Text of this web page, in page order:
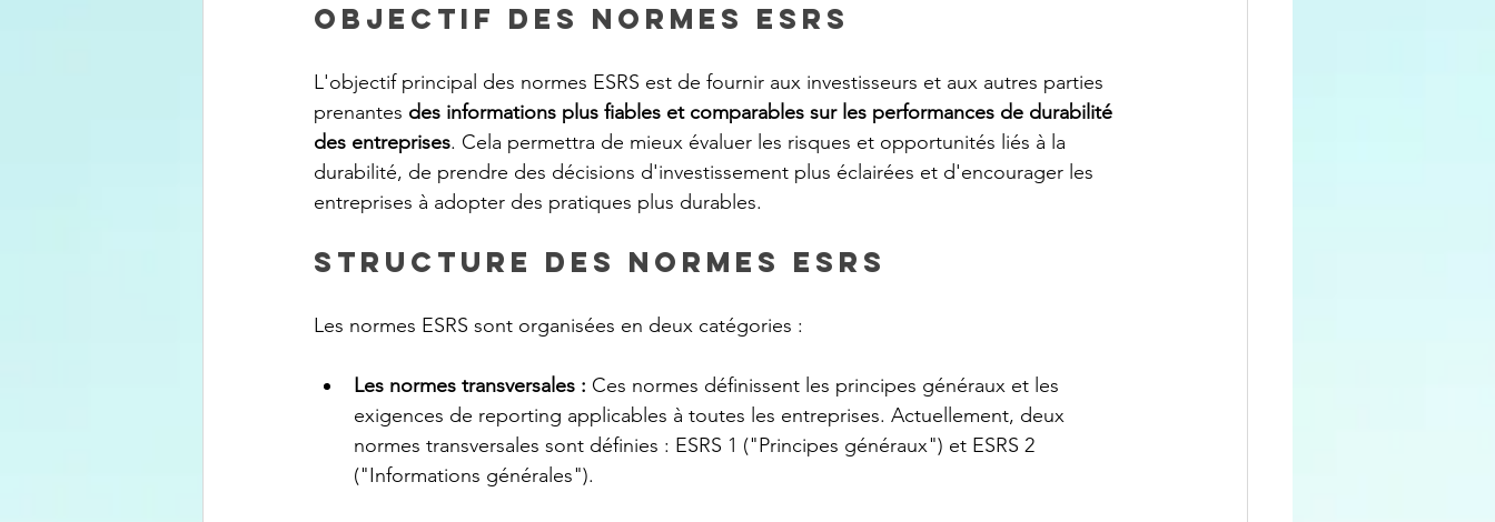
Objectif des normes ESRS
L'objectif principal des normes ESRS est de fournir aux investisseurs et aux autres parties
prenantes des informations plus fiables et comparables sur les performances de durabilité
des entreprises. Cela permettra de mieux évaluer les risques et opportunités liés à la
durabilité, de prendre des décisions d'investissement plus éclairées et d'encourager les
entreprises à adopter des pratiques plus durables.
Structure des normes ESRS
Les normes ESRS sont organisées en deux catégories :
Les normes transversales : Ces normes définissent les principes généraux et les
exigences de reporting applicables à toutes les entreprises. Actuellement, deux
normes transversales sont définies : ESRS 1 ("Principes généraux") et ESRS 2
("Informations générales").